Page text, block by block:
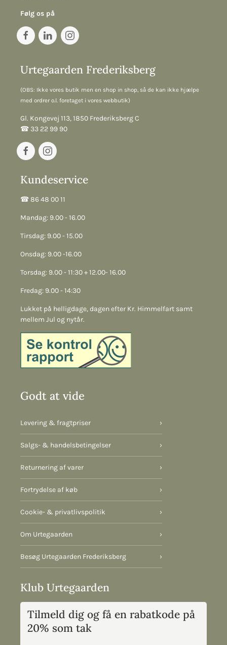
Følg os på
Urtegaarden Frederiksberg
(OBS: Ikke vores butik men en shop in shop, så de kan ikke hjælpe
med ordrer o.l. foretaget i vores webbutik)
Gl. Kongevej 113, 1850 Frederiksberg C
☎︎ 33 22 99 90
Kundeservice
☎︎ 86 48 00 11
Mandag: 9.00 - 16.00
Tirsdag: 9.00 - 15.00
Onsdag: 9.00 -16.00
Torsdag: 9.00 - 11:30 + 12.00- 16.00
Fredag: 9.00 - 14:30
Lukket på helligdage, dagen efter Kr. Himmelfart samt
mellem Jul og nytår.
Godt at vide
Levering & fragtpriser ›
Salgs- & handelsbetingelser ›
Returnering af varer ›
Fortrydelse af køb ›
Cookie- & privatlivspolitik ›
Om Urtegaarden ›
Besøg Urtegaarden Frederiksberg ›
Klub Urtegaarden
Tilmeld dig og få en rabatkode på
20% som tak